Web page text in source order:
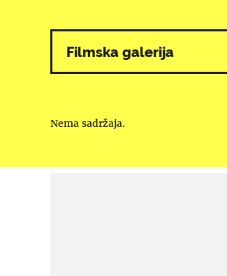
Svi programi
Filmska galerija
Nema sadržaja.